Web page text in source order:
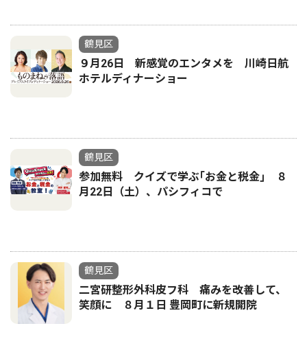
鶴見区
９月26日 新感覚のエンタメを 川崎日航
ホテルディナーショー
鶴見区
参加無料 クイズで学ぶ｢お金と税金｣ ８
月22日（土）、パシフィコで
鶴見区
二宮研整形外科皮フ科 痛みを改善して、
笑顔に ８月１日 豊岡町に新規開院